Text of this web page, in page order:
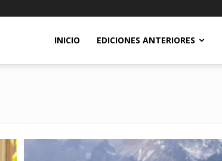
INICIO EDICIONES ANTERIORES